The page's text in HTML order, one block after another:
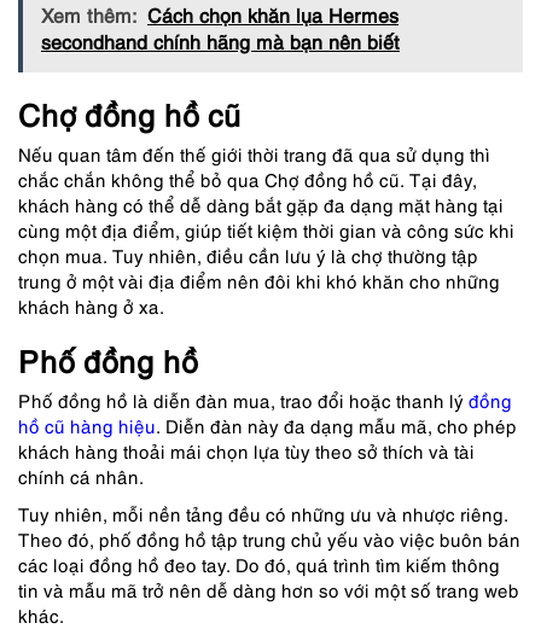
Xem thêm: Cách chọn khăn lụa Hermes
secondhand chính hãng mà bạn nên biết
Chợ đồng hồ cũ
Nếu quan tâm đến thế giới thời trang đã qua sử dụng thì
chắc chắn không thể bỏ qua Chợ đồng hồ cũ. Tại đây,
khách hàng có thể dễ dàng bắt gặp đa dạng mặt hàng tại
cùng một địa điểm, giúp tiết kiệm thời gian và công sức khi
chọn mua. Tuy nhiên, điều cần lưu ý là chợ thường tập
trung ở một vài địa điểm nên đôi khi khó khăn cho những
khách hàng ở xa.
Phố đồng hồ
Phố đồng hồ là diễn đàn mua, trao đổi hoặc thanh lý đồng
hồ cũ hàng hiệu. Diễn đàn này đa dạng mẫu mã, cho phép
khách hàng thoải mái chọn lựa tùy theo sở thích và tài
chính cá nhân.
Tuy nhiên, mỗi nền tảng đều có những ưu và nhược riêng.
Theo đó, phố đồng hồ tập trung chủ yếu vào việc buôn bán
các loại đồng hồ đeo tay. Do đó, quá trình tìm kiếm thông
tin và mẫu mã trở nên dễ dàng hơn so với một số trang web
khác.